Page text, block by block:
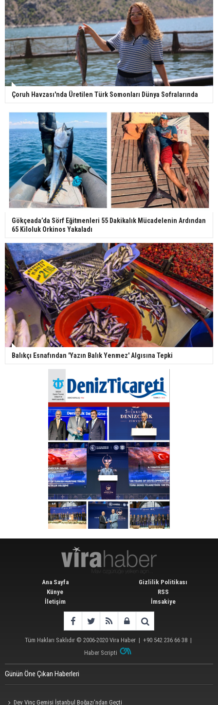
Çoruh Havzası'nda Üretilen Türk Somonları Dünya Sofralarında
Gökçeada’da Sörf Eğitmenleri 55 Dakikalık Mücadelenin Ardından
65 Kiloluk Orkinos Yakaladı
Balıkçı Esnafından 'Yazın Balık Yenmez' Algısına Tepki
Ana Sayfa
Künye
İletişim
Gizlilik Politikası
RSS
İmsakiye
Tüm Hakları Saklıdır © 2006-2020 Vira Haber | +90 542 236 66 38 |
Haber Scripti
Günün Öne Çıkan Haberleri
Dev Vinç Gemisi İstanbul Boğazı'ndan Geçti